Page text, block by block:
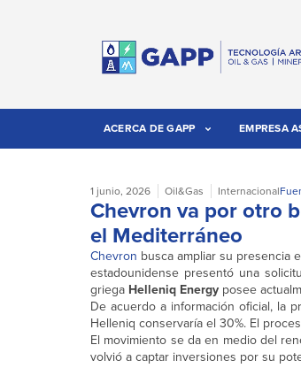
ACERCA DE GAPP EMPRESA
1 junio, 2026 Oil&Gas Internacional
Chevron va por otro
el Mediterráneo
Chevron busca ampliar su presencia
estadounidense presentó una
griega Helleniq Energy posee
De acuerdo a información oficial, la
Helleniq conservaría el 30%. El
El movimiento se da en medio del
volvió a captar inversiones por su